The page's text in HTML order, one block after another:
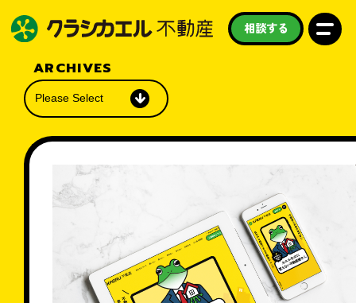
私たちについて
売りたい
学びたい
守りたい
お知らせ
スタッフ紹介
相談する
ARCHIVES